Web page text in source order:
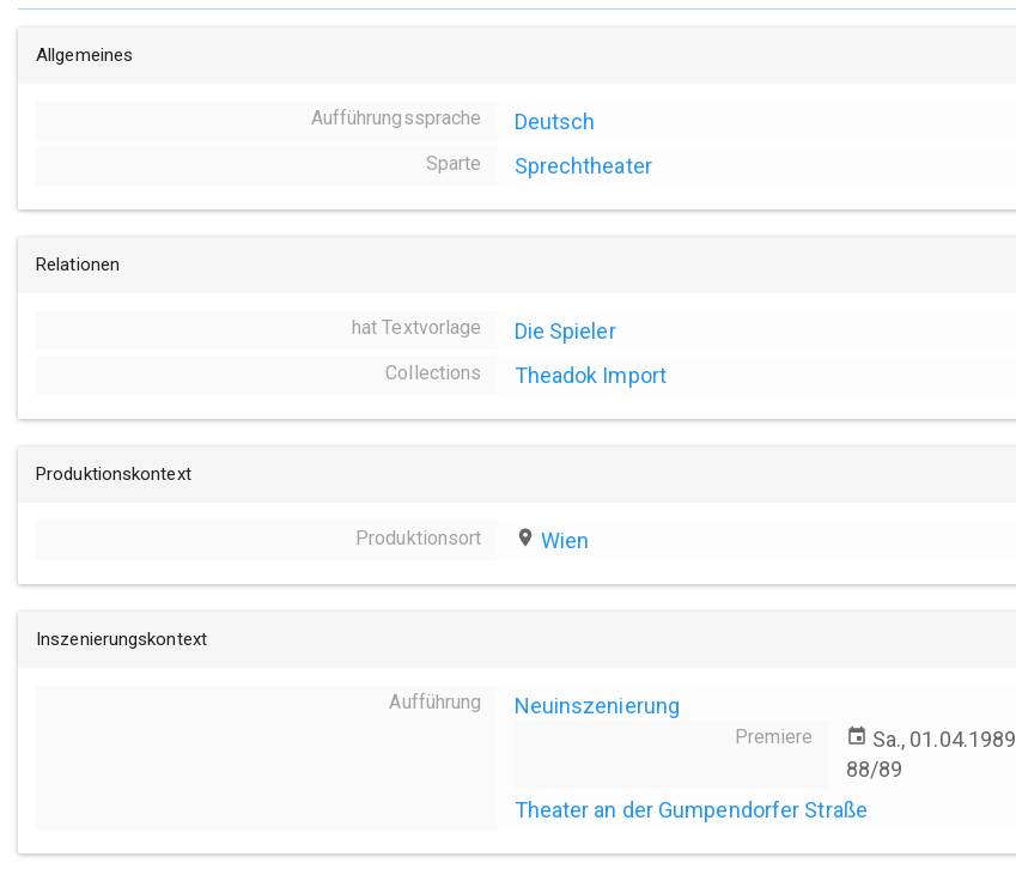
Allgemeines
Aufführungssprache Deutsch
Sparte Sprechtheater
Relationen
hat Textvorlage Die Spieler
Collections Theadok Import
Produktionskontext
Produktionsort place Wien
Inszenierungskontext
Aufführung Neuinszenierung
Premiere event Sa., 01.04.1989
88/89
Theater an der Gumpendorfer Straße